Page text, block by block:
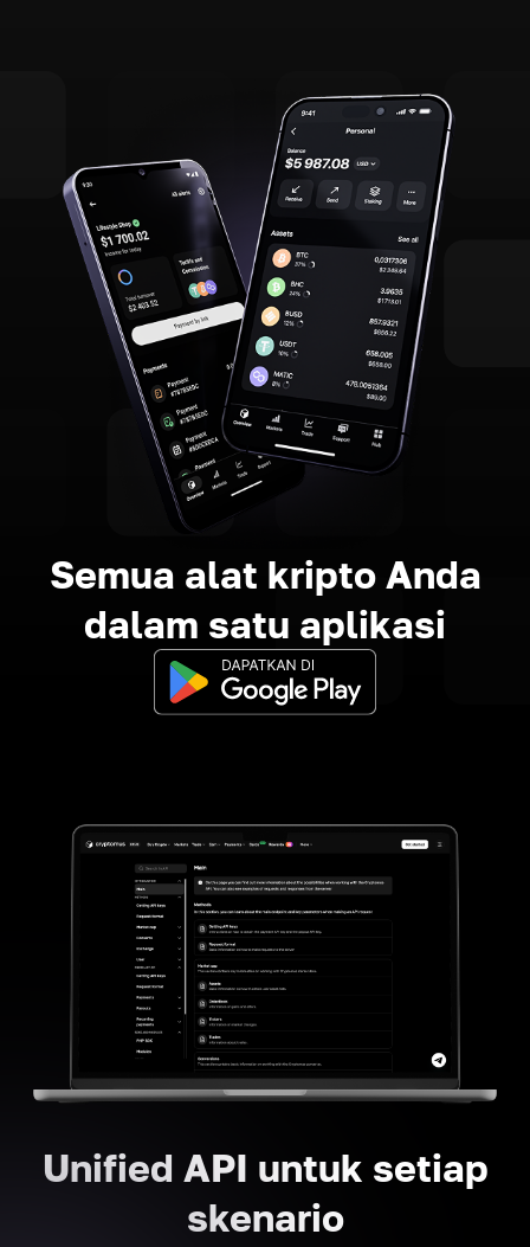
Semua alat kripto Anda
dalam satu aplikasi
Unified API untuk setiap
skenario